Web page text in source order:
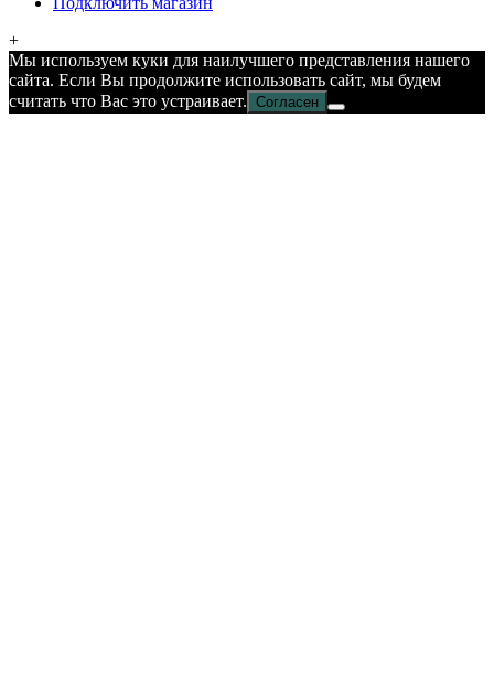
+
Мы используем куки для наилучшего представления нашего
сайта. Если Вы продолжите использовать сайт, мы будем
считать что Вас это устраивает. Согласен